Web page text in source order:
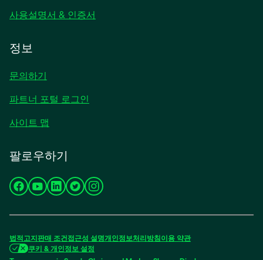
사용설명서 & 인증서
정보
문의하기
파트너 포털 로그인
사이트 맵
팔로우하기
새
서
열
새
서
열
새
서
열
새
서
열
새
서
열
법적고지 판매 조건접근성 설명개인정보처리방침 이용 약관
쿠키 & 개인정보 설정